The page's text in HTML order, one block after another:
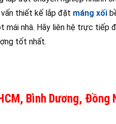
vấn thiết kế lắp đặt máng xối
mái nhà. Hãy liên hệ trực tiếp
tốt nhất.
Bình Dương, Đồng